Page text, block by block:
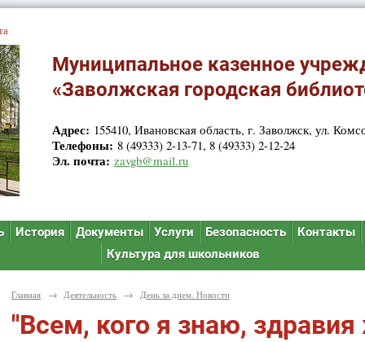
Муниципальное казенное
«Заволжская городская
Адрес: 155410, Ивановская область, г. Заволжск, ул.
Телефоны: 8 (49333) 2-13-71, 8 (49333) 2-12-24
Эл. почта: zavgb@mail.ru
История Документы Услуги Безопасность
Контакты
Культура для школьников
Главная → Деятельность → День за днем. Новости
"Всем, кого я знаю,